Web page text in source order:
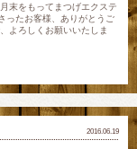
末をもってまつげエクステ
ったお客様、ありがとうご
よろしくお願いいたしま
2016.06.19